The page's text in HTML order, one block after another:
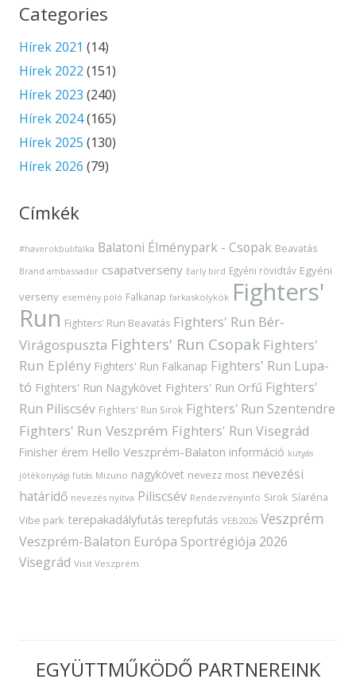
Categories
Hírek 2021 (14)
Hírek 2022 (151)
Hírek 2023 (240)
Hírek 2024(165)
Hírek 2025 (130)
Hírek 2026 (79)
Címkék
#haverokbulifalka Balatoni Élménypark - Csopak Beavatás
Brand ambassador csapatverseny Early bird Egyéni rövidtáv Egyéni
verseny esemény póló Falkanap farkaskölykök Fighters'
Run Fighters' Run Beavatás Fighters' Run Bér-
Virágospuszta Fighters' Run Csopak Fighters'
Run Eplény Fighters' Run Falkanap Fighters' Run Lupa-
tó Fighters' Run Nagykövet Fighters' Run Orfű Fighters'
Run Piliscsév Fighters' Run Sirok Fighters' Run Szentendre
Fighters' Run Veszprém Fighters' Run Visegrád
Finisher érem Hello Veszprém-Balaton információ kutyás
jótékonysági futás Mizuno nagykövet nevezz most nevezési
határidő nevezés nyitva Piliscsév Rendezvényinfó Sirok Síaréna
Vibe park terepakadályfutás terepfutás VEB2026 Veszprém
Veszprém-Balaton Európa Sportrégiója 2026
Visegrád Visit Veszprém
EGYÜTTMŰKÖDŐ PARTNEREINK